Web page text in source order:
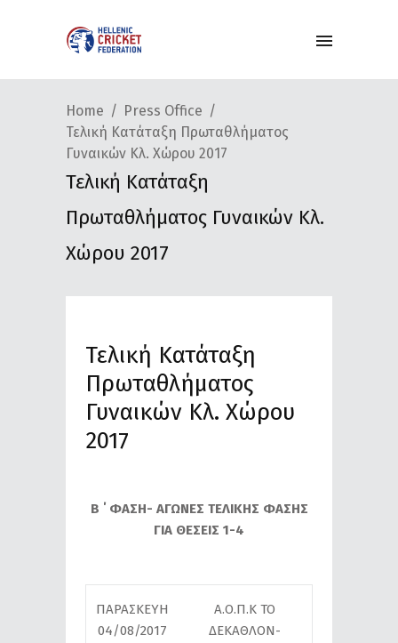
Home
Press Office
Τελική Κατάταξη Πρωταθλήματος
Γυναικών Κλ. Χώρου 2017
Τελική Κατάταξη
Πρωταθλήματος Γυναικών Κλ.
Χώρου 2017
Τελική Κατάταξη
Πρωταθλήματος
Γυναικών Κλ. Χώρου
2017
Β ΄ ΦΑΣΗ- ΑΓΩΝΕΣ ΤΕΛΙΚΗΣ ΦΑΣΗΣ
ΓΙΑ ΘΕΣΕΙΣ 1-4
ΠΑΡΑΣΚΕΥΗ
04/08/2017
Α.Ο.Π.Κ ΤΟ
ΔΕΚΑΘΛΟΝ-